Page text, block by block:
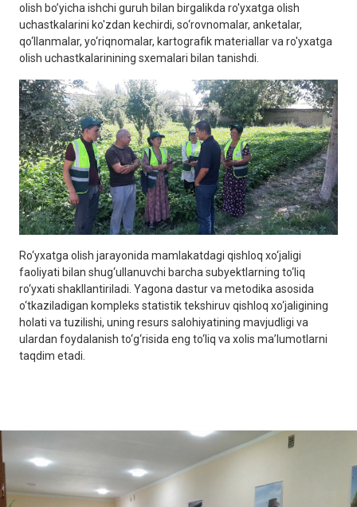
olish bo’yicha ishchi guruh bilan birgalikda ro'yxatga olish
uchastkalarini ko'zdan kechirdi, so‘rovnomalar, anketalar,
qo‘llanmalar, yo‘riqnomalar, kartografik materiallar va ro'yxatga
olish uchastkalarinining sxemalari bilan tanishdi.
Ro‘yxatga olish jarayonida mamlakatdagi qishloq xo‘jaligi
faoliyati bilan shug‘ullanuvchi barcha subyektlarning to‘liq
ro‘yxati shakllantiriladi. Yagona dastur va metodika asosida
o‘tkaziladigan kompleks statistik tekshiruv qishloq xo‘jaligining
holati va tuzilishi, uning resurs salohiyatining mavjudligi va
ulardan foydalanish to‘g‘risida eng to‘liq va xolis ma’lumotlarni
taqdim etadi.